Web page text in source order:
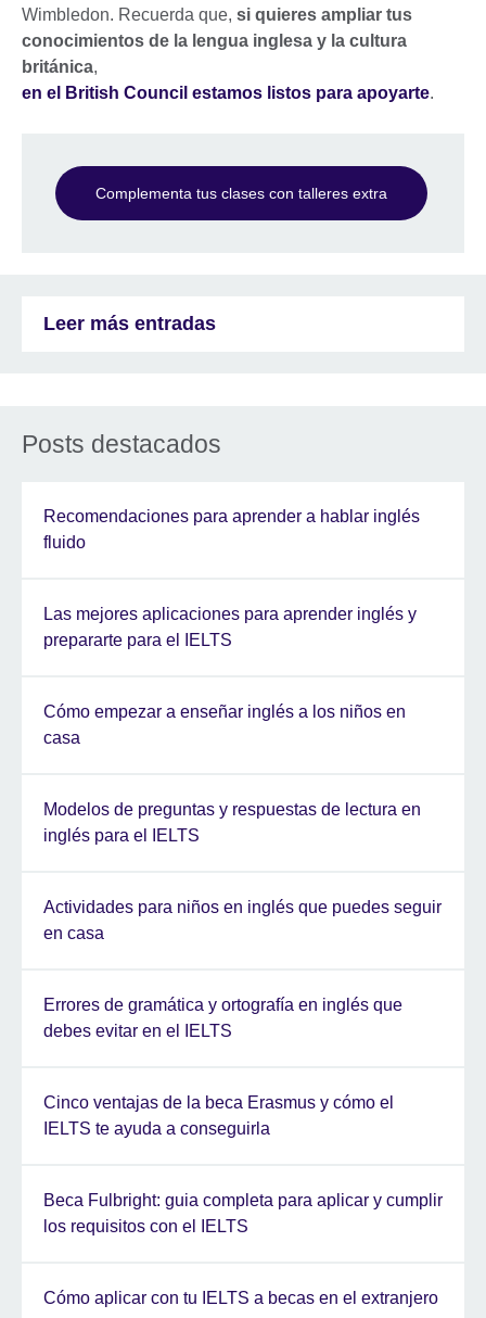
Wimbledon. Recuerda que, si quieres ampliar tus
conocimientos de la lengua inglesa y la cultura
británica,
en el British Council estamos listos para apoyarte.
Complementa tus clases con talleres extra
Leer más entradas
Posts destacados
Recomendaciones para aprender a hablar inglés
fluido
Las mejores aplicaciones para aprender inglés y
prepararte para el IELTS
Cómo empezar a enseñar inglés a los niños en
casa
Modelos de preguntas y respuestas de lectura en
inglés para el IELTS
Actividades para niños en inglés que puedes seguir
en casa
Errores de gramática y ortografía en inglés que
debes evitar en el IELTS
Cinco ventajas de la beca Erasmus y cómo el
IELTS te ayuda a conseguirla
Beca Fulbright: guia completa para aplicar y cumplir
los requisitos con el IELTS
Cómo aplicar con tu IELTS a becas en el extranjero